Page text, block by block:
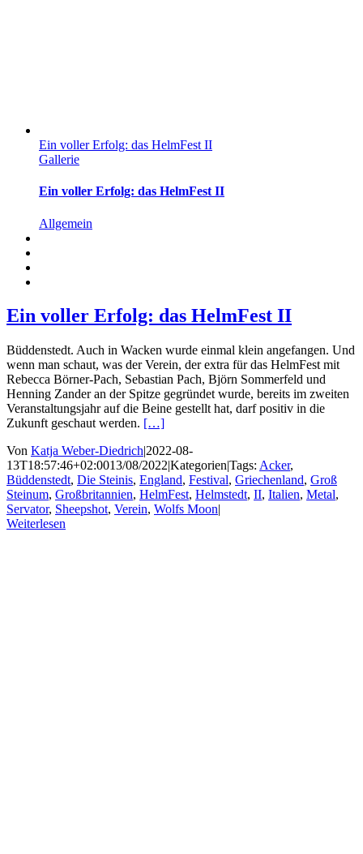
Ein voller Erfolg: das HelmFest II
Gallerie
Ein voller Erfolg: das HelmFest II
Allgemein
Ein voller Erfolg: das HelmFest II
Büddenstedt. Auch in Wacken wurde einmal klein angefangen. Und
wenn man schaut, was der Verein, der extra für das HelmFest mit
Rebecca Börner-Pach, Sebastian Pach, Björn Sommerfeld und
Henning Zander an der Spitze gegründet wurde, bereits im zweiten
Veranstaltungsjahr auf die Beine gestellt hat, darf positiv in die
Zukunft geschaut werden. […]
Von Katja Weber-Diedrich|2022-08-
13T18:57:46+02:0013/08/2022|Kategorien|Tags: Acker,
Büddenstedt, Die Steinis, England, Festival, Griechenland, Groß
Steinum, Großbritannien, HelmFest, Helmstedt, II, Italien, Metal,
Servator, Sheepshot, Verein, Wolfs Moon|
Weiterlesen